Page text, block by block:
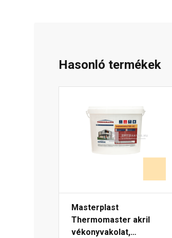
Hasonló termékek
Masterplast
Thermomaster akril
vékonyvakolat,